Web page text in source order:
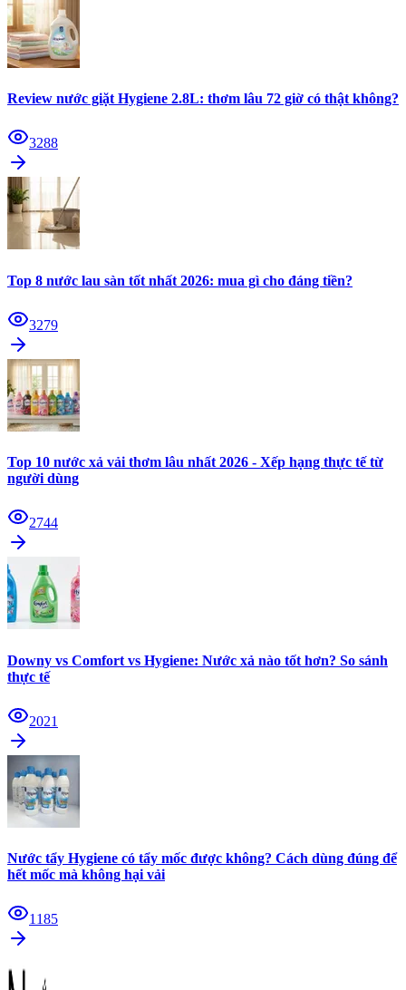
Review nước giặt Hygiene 2.8L: thơm lâu 72 giờ có thật không?
3288
Top 8 nước lau sàn tốt nhất 2026: mua gì cho đáng tiền?
3279
Top 10 nước xả vải thơm lâu nhất 2026 - Xếp hạng thực tế từ
người dùng
2744
Downy vs Comfort vs Hygiene: Nước xả nào tốt hơn? So sánh
thực tế
2021
Nước tẩy Hygiene có tẩy mốc được không? Cách dùng đúng để
hết mốc mà không hại vải
1185